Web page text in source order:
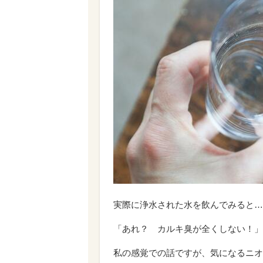
実際に浄水された水を飲んでみると
「あれ？ カルキ臭が全くしない！」
私の感覚での話ですが、気になるニ